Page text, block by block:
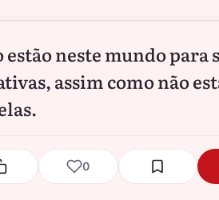
estão neste mundo para
assim como não
0